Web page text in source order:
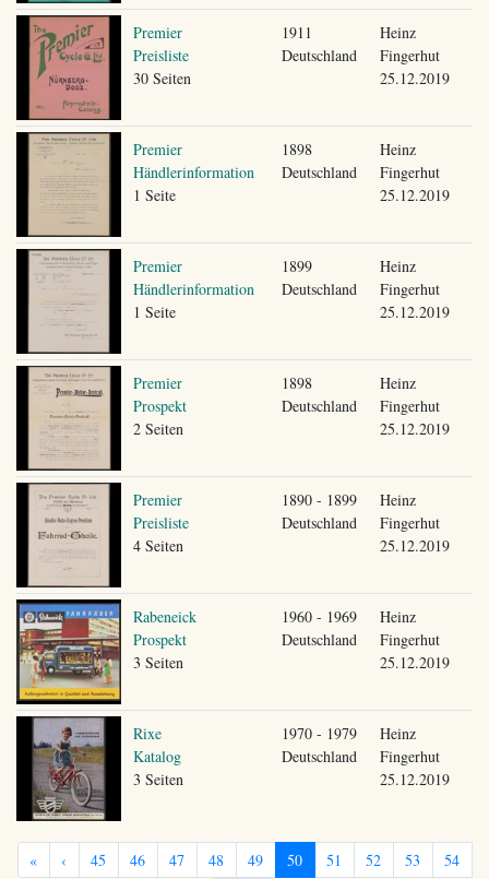
Premier
Preisliste
30 Seiten
1911
Deutschland
Heinz
Fingerhut
25.12.2019
Premier
Händlerinformation
1 Seite
1898
Deutschland
Heinz
Fingerhut
25.12.2019
Premier
Händlerinformation
1 Seite
1899
Deutschland
Heinz
Fingerhut
25.12.2019
Premier
Prospekt
2 Seiten
1898
Deutschland
Heinz
Fingerhut
25.12.2019
Premier
Preisliste
4 Seiten
1890 - 1899
Deutschland
Heinz
Fingerhut
25.12.2019
Rabeneick
Prospekt
3 Seiten
1960 - 1969
Deutschland
Heinz
Fingerhut
25.12.2019
Rixe
Katalog
3 Seiten
1970 - 1979
Deutschland
Heinz
Fingerhut
25.12.2019
« ‹ 45 46 47 48 49 50 51 52 53 54